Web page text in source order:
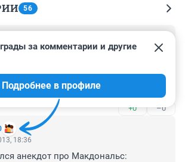
56
02:06
намеренно не пускать
Какие рычаги у них для этого
арендуй площадь ( или покупай) да
запретить?
повелся на этот слушок, что, мол
скинулись и дали взятку в
а те не пустили Икею.. но что-то не
+0 –0
за комментарии и другие
Подробнее в профиле
18:36
анекдот про Макдональс: